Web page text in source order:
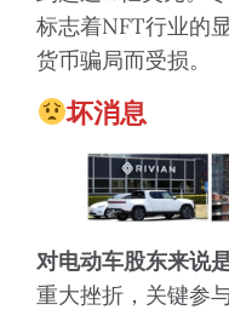
标志着NFT行业的
货币骗局而受损。
坏消息
对电动车股东来说
重大挫折，关键参